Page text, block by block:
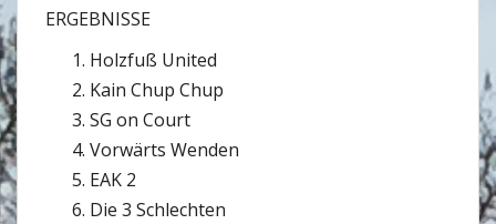
ERGEBNISSE
Holzfuß United
Kain Chup Chup
SG on Court
Vorwärts Wenden
EAK 2
Die 3 Schlechten